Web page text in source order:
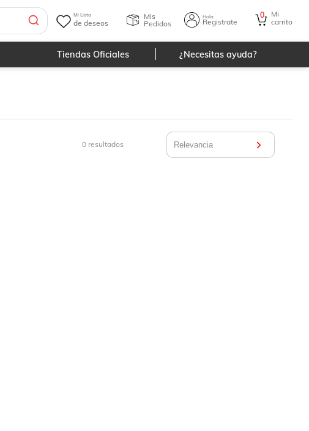
Mi Lista
de deseos
Mis
Pedidos
Hola
Registrate
0
Mi
carrito
Tiendas Oficiales ¿Necesitas ayuda?
0resultados